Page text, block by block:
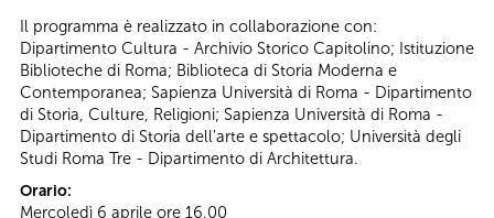
Il programma è realizzato in collaborazione con:
Dipartimento Cultura - Archivio Storico Capitolino; Istituzione
Biblioteche di Roma; Biblioteca di Storia Moderna e
Contemporanea; Sapienza Università di Roma - Dipartimento
di Storia, Culture, Religioni; Sapienza Università di Roma -
Dipartimento di Storia dell'arte e spettacolo; Università degli
Studi Roma Tre - Dipartimento di Architettura.
Orario:
Mercoledì 6 aprile ore 16.00